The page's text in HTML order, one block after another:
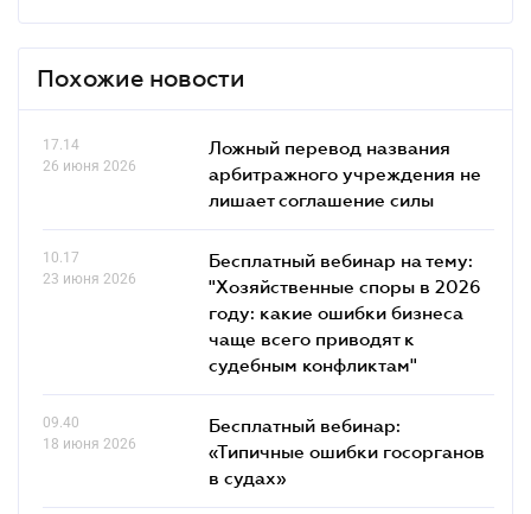
Похожие новости
17.14
26 июня 2026
Ложный перевод названия
арбитражного учреждения не
лишает соглашение силы
10.17
23 июня 2026
Бесплатный вебинар на тему:
"Хозяйственные споры в 2026
году: какие ошибки бизнеса
чаще всего приводят к
судебным конфликтам"
09.40
18 июня 2026
Бесплатный вебинар:
«Типичные ошибки госорганов
в судах»